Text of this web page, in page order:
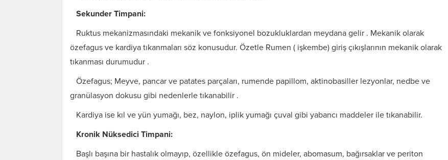
Sekunder Timpani:
Ruktus mekanizmasındaki mekanik ve fonksiyonel bozukluklardan meydana gelir . Mekanik olarak
özefagus ve kardiya tıkanmaları söz konusudur. Özetle Rumen ( işkembe) giriş çıkışlarının mekanik olarak
tıkanması durumudur .
Özefagus; Meyve, pancar ve patates parçaları, rumende papillom, aktinobasiller lezyonlar, nedbe ve
granülasyon dokusu gibi nedenlerle tıkanabilir .
Kardiya ise kıl ve yün yumağı, bez, naylon, iplik yumağı çuval gibi yabancı maddeler ile tıkanabilir.
Kronik Nüksedici Timpani:
Başlı başına bir hastalık olmayıp, özellikle özefagus, ön mideler, abomasum, bağırsaklar ve periton